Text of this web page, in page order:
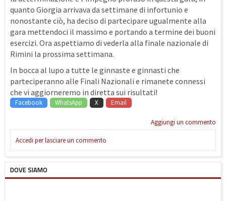
quanto Giorgia arrivava da settimane di infortunio e
nonostante ciò, ha deciso di partecipare ugualmente alla
gara mettendoci il massimo e portando a termine dei buoni
esercizi. Ora aspettiamo di vederla alla finale nazionale di
Rimini la prossima settimana.
In bocca al lupo a tutte le ginnaste e ginnasti che
parteciperanno alle Finali Nazionali e rimanete connessi
che vi aggiorneremo in diretta sui risultati!
Facebook WhatsApp X Email
Aggiungi un commento
Accedi per lasciare un commento
DOVE SIAMO